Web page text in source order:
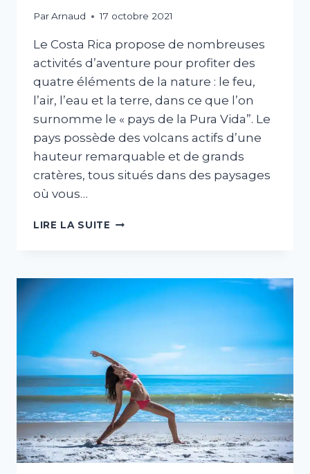
ParArnaud 17 octobre 2021
Le Costa Rica propose de nombreuses
activités d’aventure pour profiter des
quatre éléments de la nature : le feu,
l’air, l’eau et la terre, dans ce que l’on
surnomme le « pays de la Pura Vida”. Le
pays possède des volcans actifs d’une
hauteur remarquable et de grands
cratères, tous situés dans des paysages
où vous…
LIRE LA SUITE L’AVENTURE
AU
COSTA
RICA